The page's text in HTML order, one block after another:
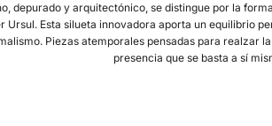
depurado y arquitectónico, se distingue por la
Ursul. Esta silueta innovadora aporta un equilibrio
Piezas atemporales pensadas para realzar
presencia que se basta a sí